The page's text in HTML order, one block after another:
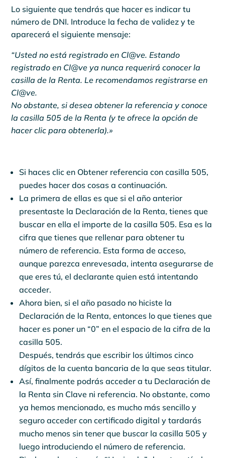
Lo siguiente que tendrás que hacer es indicar tu
número de DNI. Introduce la fecha de validez y te
aparecerá el siguiente mensaje:
“Usted no está registrado en Cl@ve. Estando
registrado en Cl@ve ya nunca requerirá conocer la
casilla de la Renta. Le recomendamos registrarse en
Cl@ve.
No obstante, si desea obtener la referencia y conoce
la casilla 505 de la Renta (y te ofrece la opción de
hacer clic para obtenerla).»
Si haces clic en Obtener referencia con casilla 505,
puedes hacer dos cosas a continuación.
La primera de ellas es que si el año anterior
presentaste la Declaración de la Renta, tienes que
buscar en ella el importe de la casilla 505. Esa es la
cifra que tienes que rellenar para obtener tu
número de referencia. Esta forma de acceso,
aunque parezca enrevesada, intenta asegurarse de
que eres tú, el declarante quien está intentando
acceder.
Ahora bien, si el año pasado no hiciste la
Declaración de la Renta, entonces lo que tienes que
hacer es poner un “0” en el espacio de la cifra de la
casilla 505.
Después, tendrás que escribir los últimos cinco
dígitos de la cuenta bancaria de la que seas titular.
Así, finalmente podrás acceder a tu Declaración de
la Renta sin Clave ni referencia. No obstante, como
ya hemos mencionado, es mucho más sencillo y
seguro acceder con certificado digital y tardarás
mucho menos sin tener que buscar la casilla 505 y
luego introduciendo el número de referencia.